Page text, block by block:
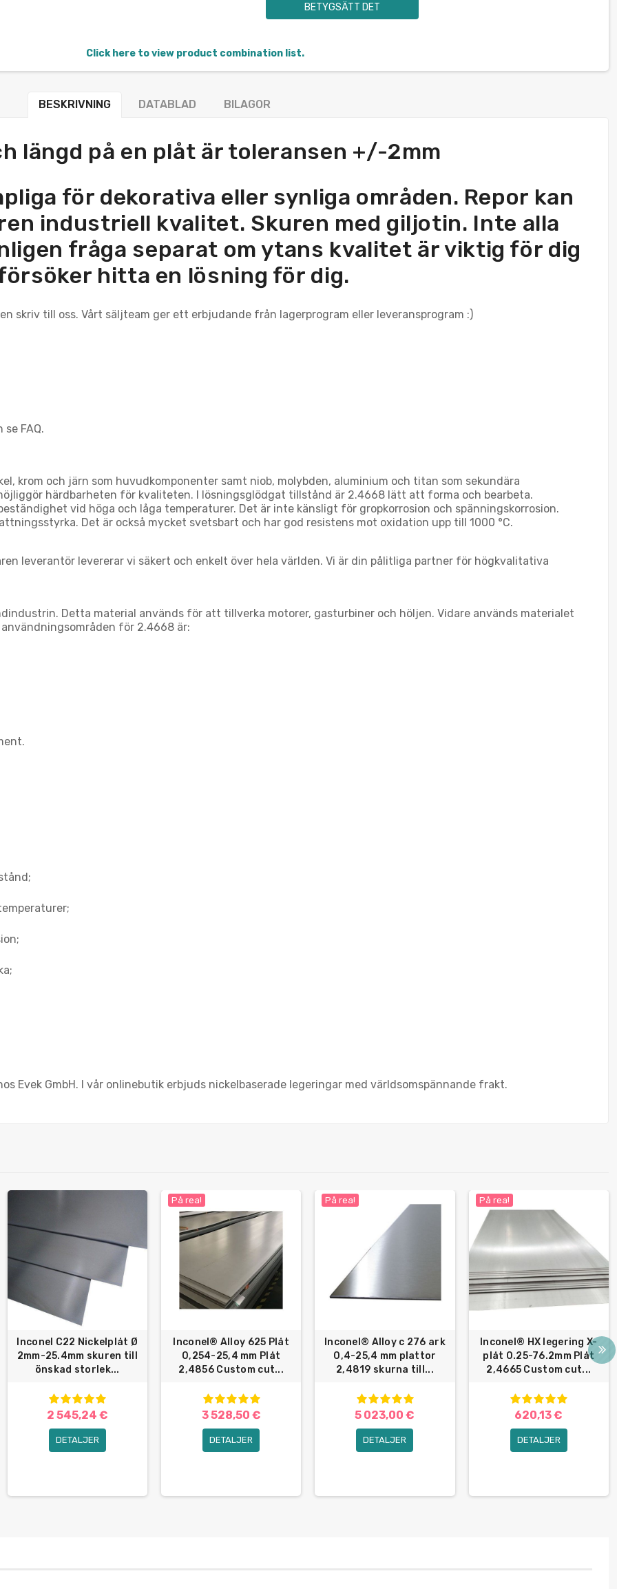
BETYGSÄTT DET
Click here to view product combination list.
BESKRIVNING DATABLAD BILAGOR
längd på en plåt är toleransen +/-2mm
för dekorativa eller synliga områden. Repor kan
industriell kvalitet. Skuren med giljotin. Inte alla
fråga separat om ytans kvalitet är viktig för dig
hitta en lösning för dig.
skriv till oss. Vårt säljteam ger ett erbjudande från lagerprogram eller leveransprogram :)
FAQ.
krom och järn som huvudkomponenter samt niob, molybden, aluminium och titan som sekundära
härdbarheten för kvaliteten. I lösningsglödgat tillstånd är 2.4668 lätt att forma och bearbeta.
vid höga och låga temperaturer. Det är inte känsligt för gropkorrosion och spänningskorrosion.
Det är också mycket svetsbart och har god resistens mot oxidation upp till 1000 °C.
leverantör levererar vi säkert och enkelt över hela världen. Vi är din pålitliga partner för högkvalitativa
Detta material används för att tillverka motorer, gasturbiner och höljen. Vidare används materialet
för 2.4668 är:
Evek GmbH. I vår onlinebutik erbjuds nickelbaserade legeringar med världsomspännande frakt.
Inconel C22 Nickelplåt Ø
2mm-25.4mm skuren till
önskad storlek...
2 545,24 €
DETALJER
På rea!
Inconel® Alloy 625 Plåt
0,254-25,4 mm Plåt
2,4856 Custom cut...
3 528,50 €
DETALJER
På rea!
Inconel® Alloy c 276 ark
0,4-25,4 mm plattor
2,4819 skurna till...
5 023,00 €
DETALJER
På rea!
Inconel® HX legering X-
plåt 0.25-76.2mm Plåt
2,4665 Custom cut...
620,13 €
DETALJER